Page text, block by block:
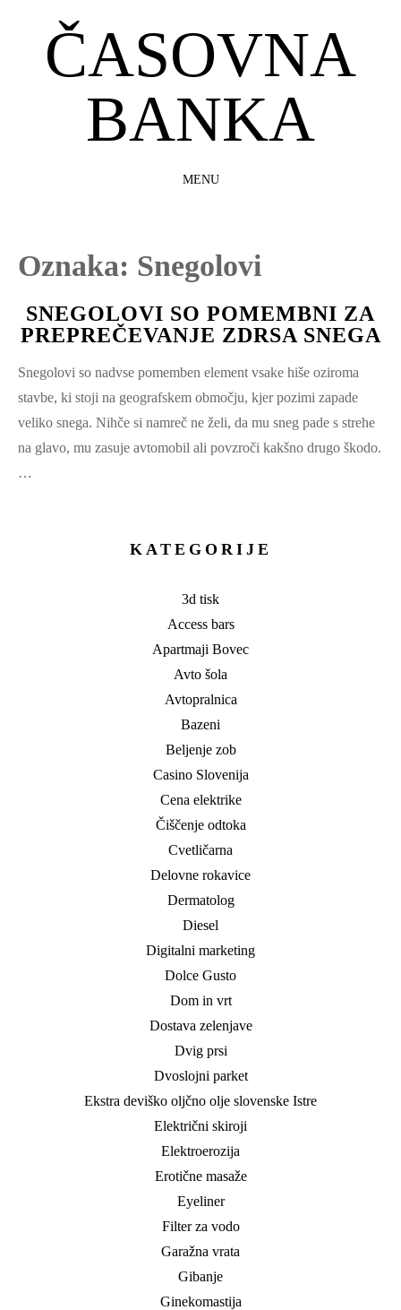
ČASOVNA
BANKA
MENU
CONTENT
Oznaka: Snegolovi
SNEGOLOVI SO POMEMBNI ZA
PREPREČEVANJE ZDRSA SNEGA
Snegolovi so nadvse pomemben element vsake hiše oziroma
stavbe, ki stoji na geografskem območju, kjer pozimi zapade
veliko snega. Nihče si namreč ne želi, da mu sneg pade s strehe
na glavo, mu zasuje avtomobil ali povzroči kakšno drugo škodo.
…
KATEGORIJE
3d tisk
Access bars
Apartmaji Bovec
Avto šola
Avtopralnica
Bazeni
Beljenje zob
Casino Slovenija
Cena elektrike
Čiščenje odtoka
Cvetličarna
Delovne rokavice
Dermatolog
Diesel
Digitalni marketing
Dolce Gusto
Dom in vrt
Dostava zelenjave
Dvig prsi
Dvoslojni parket
Ekstra deviško oljčno olje slovenske Istre
Električni skiroji
Elektroerozija
Erotične masaže
Eyeliner
Filter za vodo
Garažna vrata
Gibanje
Ginekomastija